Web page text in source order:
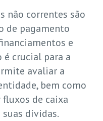
não correntes são
de pagamento
e
é crucial para a
avaliar a
bem como
fluxos de caixa
dívidas.